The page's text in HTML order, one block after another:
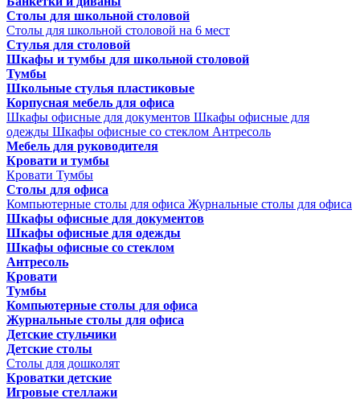
Столы для школьной столовой
Столы для школьной столовой на 6 мест
Стулья для столовой
Шкафы и тумбы для школьной столовой
Тумбы
Школьные стулья пластиковые
Корпусная мебель для офиса
Шкафы офисные для документов Шкафы офисные для
одежды Шкафы офисные со стеклом Антресоль
Мебель для руководителя
Кровати и тумбы
Кровати Тумбы
Столы для офиса
Компьютерные столы для офиса Журнальные столы для офиса
Шкафы офисные для документов
Шкафы офисные для одежды
Шкафы офисные со стеклом
Антресоль
Кровати
Тумбы
Компьютерные столы для офиса
Журнальные столы для офиса
Детские стульчики
Детские столы
Столы для дошколят
Кроватки детские
Игровые стеллажи